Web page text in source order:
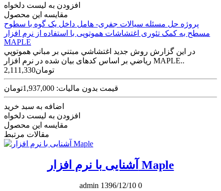
افزودن به لیست دلخواه
مقایسه این محصول
پروژه حل مسئله سيالات جفری- هامل داخل يک گوه با سطوح
مسطح به کمک تئوری اغتشاشات هموتوپی با استفاده از نرم افزار
MAPLE
در اين گزارش روش جديد اغتشاشي مبتني بر مباني هموتوپي
رياضي بر اساس کدهای بيان شده در نرم افزار MAPLE..
2,111,330تومان
قیمت بدون مالیات: 1,937,000تومان
اضافه به سبد خرید
افزودن به لیست دلخواه
مقایسه این محصول
مقالات مرتبط
آشنایی با نرم افزار Maple
admin 1396/12/10 0